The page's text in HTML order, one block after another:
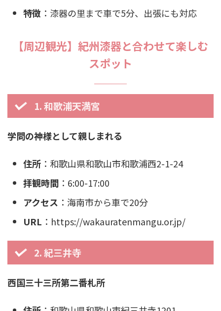
特徴 ：漆器の里まで車で5分、出張にも対応
【周辺観光】紀州漆器と合わせて楽しむ
スポット
1. 和歌浦天満宮
学問の神様として親しまれる
住所 ：和歌山県和歌山市和歌浦西2-1-24
拝観時間 ：6:00-17:00
アクセス ：海南市から車で20分
URL ：https://wakauratenmangu.or.jp/
2. 紀三井寺
西国三十三所第二番札所